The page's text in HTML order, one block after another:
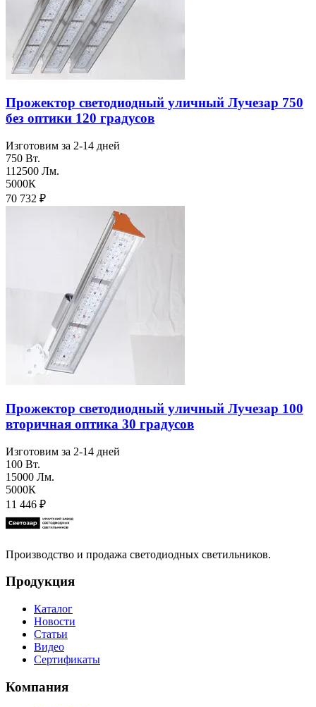
Прожектор светодиодный уличный Лучезар 750
без оптики 120 градусов
Изготовим за 2-14 дней
750 Вт.
112500 Лм.
5000К
70 732 ₽
Прожектор светодиодный уличный Лучезар 100
вторичная оптика 30 градусов
Изготовим за 2-14 дней
100 Вт.
15000 Лм.
5000К
11 446 ₽
Производство и продажа светодиодных светильников.
Продукция
Каталог
Новости
Статьи
Видео
Сертификаты
Компания